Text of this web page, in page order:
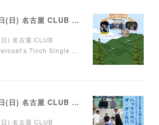
2026年08月09日(日) 名古屋 CLUB ROCK'N'ROLL
) 名古屋 CLUB
7inch Single …
2026年06月21日(日) 名古屋 CLUB ROCK'N'ROLL
) 名古屋 CLUB